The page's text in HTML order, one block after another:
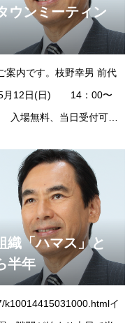
ウンミーティン
案内です。枝野幸男 前代
5月12日(日) 14：00〜
場無料、当日受付可政
織「ハマス」と
半年
k10014415031000.htmlイ